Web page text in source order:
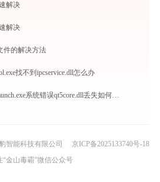
解决
解决
件的解决方法
找不到ipcservice.dll怎么办
金山卫士 启动程序 launch.exe系统错误qt5core.dll丢失如何解决
智能科技有限公司
京ICP备2025133740号-18
“金山毒霸”微信公众号